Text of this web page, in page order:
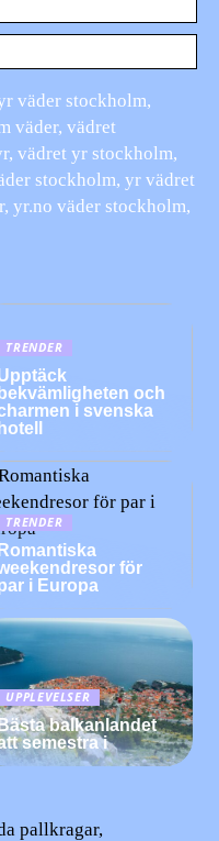
väder stockholm,
väder, vädret
vädret yr stockholm,
stockholm, yr vädret
yr.no väder stockholm,
TRENDER
bekvämligheten och
i svenska
hotell
TRENDER
Romantiska
för
i Europa
UPPLEVELSER
balkanlandet
semestra i
pallkragar,